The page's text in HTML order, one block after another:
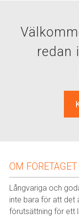
redan
OM FÖRETAGET
Långvariga och
inte bara för att det
förutsättning för ett